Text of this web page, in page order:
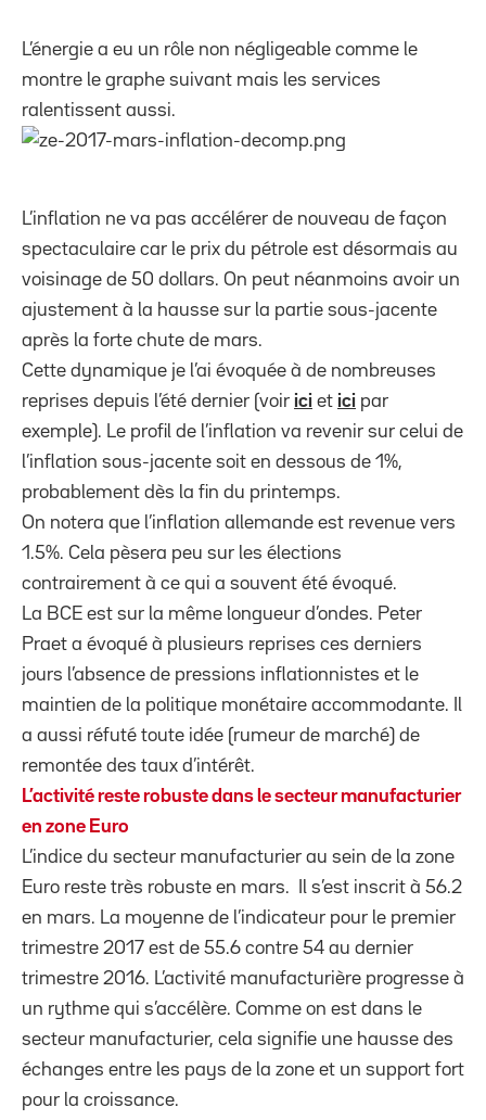
L’énergie a eu un rôle non négligeable comme le
montre le graphe suivant mais les services
ralentissent aussi.
L’inflation ne va pas accélérer de nouveau de façon
spectaculaire car le prix du pétrole est désormais au
voisinage de 50 dollars. On peut néanmoins avoir un
ajustement à la hausse sur la partie sous-jacente
après la forte chute de mars.
Cette dynamique je l’ai évoquée à de nombreuses
reprises depuis l’été dernier (voir ici et ici par
exemple). Le profil de l’inflation va revenir sur celui de
l’inflation sous-jacente soit en dessous de 1%,
probablement dès la fin du printemps.
On notera que l’inflation allemande est revenue vers
1.5%. Cela pèsera peu sur les élections
contrairement à ce qui a souvent été évoqué.
La BCE est sur la même longueur d’ondes. Peter
Praet a évoqué à plusieurs reprises ces derniers
jours l’absence de pressions inflationnistes et le
maintien de la politique monétaire accommodante. Il
a aussi réfuté toute idée (rumeur de marché) de
remontée des taux d’intérêt.
L’activité reste robuste dans le secteur manufacturier
en zone Euro
L’indice du secteur manufacturier au sein de la zone
Euro reste très robuste en mars. Il s’est inscrit à 56.2
en mars. La moyenne de l’indicateur pour le premier
trimestre 2017 est de 55.6 contre 54 au dernier
trimestre 2016. L’activité manufacturière progresse à
un rythme qui s’accélère. Comme on est dans le
secteur manufacturier, cela signifie une hausse des
échanges entre les pays de la zone et un support fort
pour la croissance.